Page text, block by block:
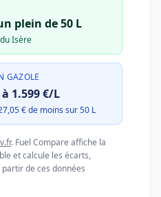
plein de 50 L
Isère
GAZOLE
1.599 €/L
€ de moins sur 50 L
. Fuel Compare affiche la
et calcule les écarts,
de ces données